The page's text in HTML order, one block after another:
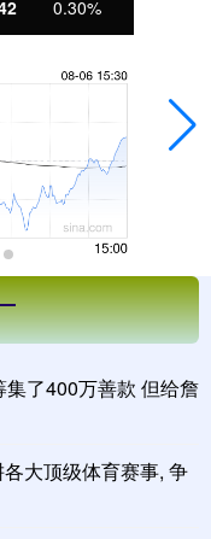
了400万善款 但给詹
大顶级体育赛事, 争